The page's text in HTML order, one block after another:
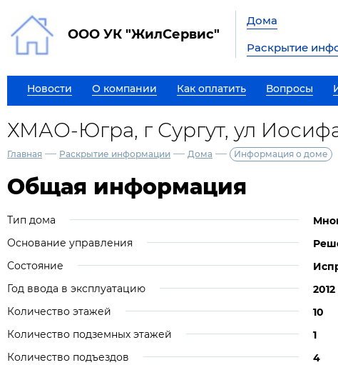
ООО УК "ЖилСервис"
Дома
Раскрытие
Новости О компании Как оплатить Вопросы
ХМАО-Югра, г Сургут, ул
Главная — Раскрытие информации — Дома — Информация о доме
Общая информация
Тип дома
Основание управления
Состояние
Год ввода в эксплуатацию
2012
Количество этажей
10
Количество подземных этажей
1
Количество подъездов
4